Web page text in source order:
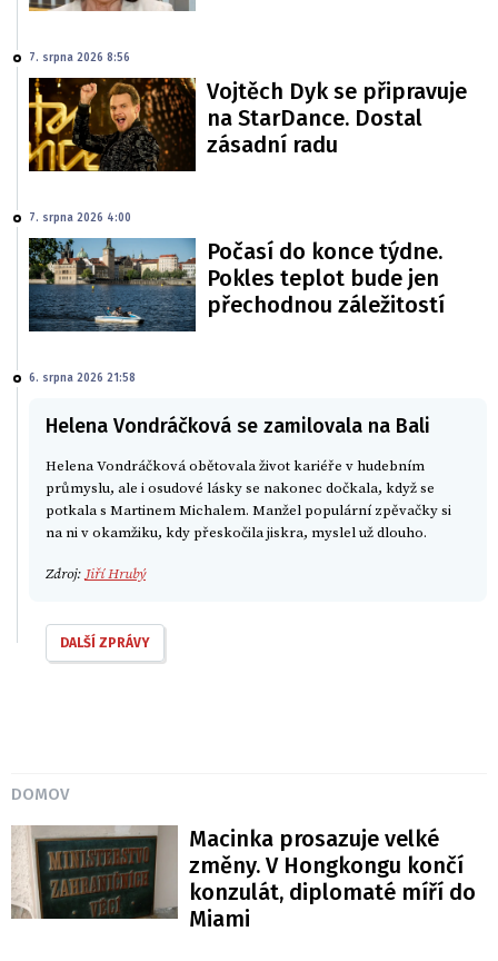
7. srpna 2026 8:56
Vojtěch Dyk se připravuje
na StarDance. Dostal
zásadní radu
7. srpna 2026 4:00
Počasí do konce týdne.
Pokles teplot bude jen
přechodnou záležitostí
6. srpna 2026 21:58
Helena Vondráčková se zamilovala na Bali
Helena Vondráčková obětovala život kariéře v hudebním
průmyslu, ale i osudové lásky se nakonec dočkala, když se
potkala s Martinem Michalem. Manžel populární zpěvačky si
na ni v okamžiku, kdy přeskočila jiskra, myslel už dlouho.
Zdroj: Jiří Hrubý
DALŠÍ ZPRÁVY
DOMOV
Macinka prosazuje velké
změny. V Hongkongu končí
konzulát, diplomaté míří do
Miami